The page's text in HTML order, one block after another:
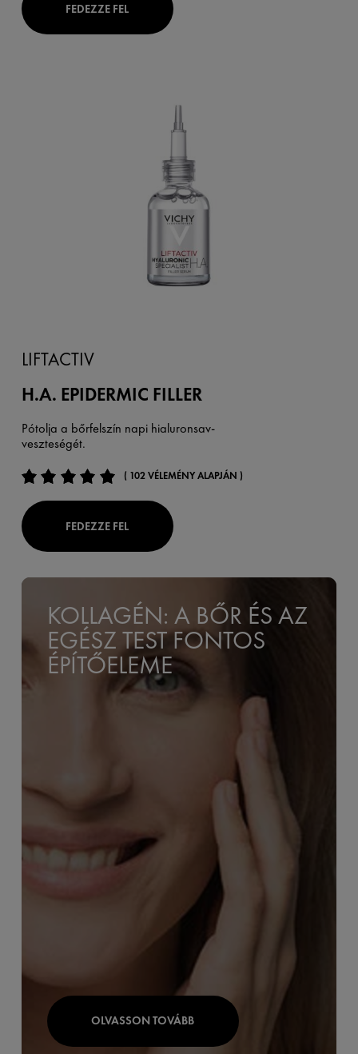
FEDEZZE FEL
LIFTACTIV
H.A. EPIDERMIC FILLER
Pótolja a bőrfelszín napi hialuronsav-
veszteségét.
( 102 VÉLEMÉNY ALAPJÁN )
FEDEZZE FEL
KOLLAGÉN: A BŐR ÉS AZ
EGÉSZ TEST FONTOS
ÉPÍTŐELEME
OLVASSON TOVÁBB